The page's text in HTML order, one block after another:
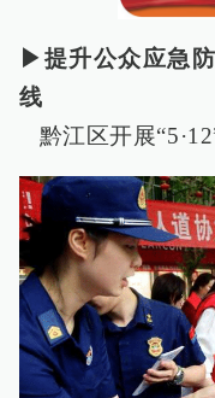
▶提升公众应急
线
黔江区开展